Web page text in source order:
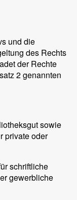
und die
des Rechts
der Rechte
2 genannten
sowie
private oder
schriftliche
gewerbliche